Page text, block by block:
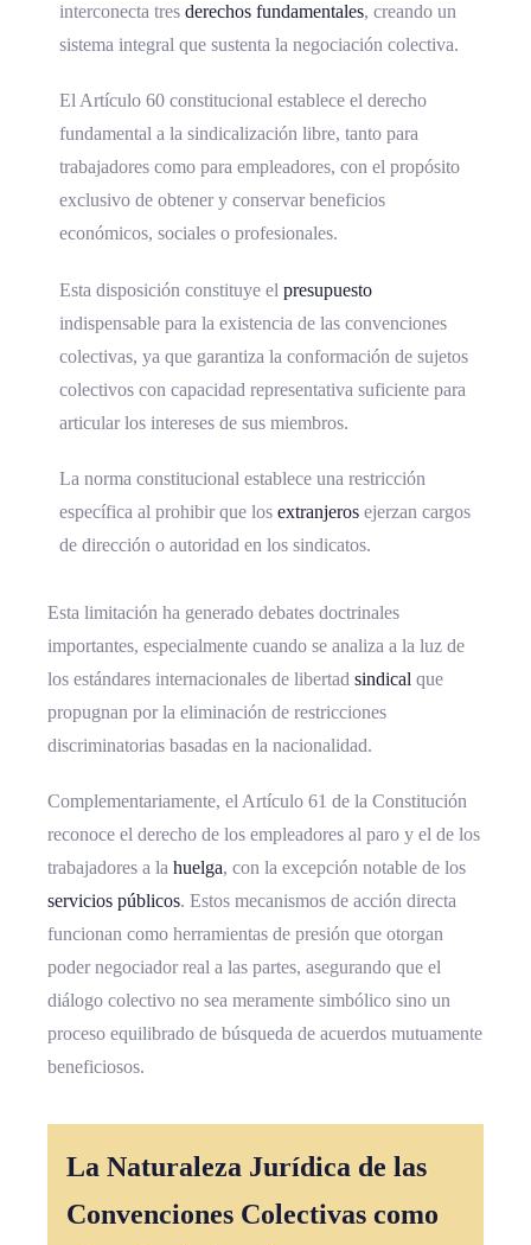
interconecta tres derechos fundamentales, creando un
sistema integral que sustenta la negociación colectiva.
El Artículo 60 constitucional establece el derecho
fundamental a la sindicalización libre, tanto para
trabajadores como para empleadores, con el propósito
exclusivo de obtener y conservar beneficios
económicos, sociales o profesionales.
Esta disposición constituye el presupuesto
indispensable para la existencia de las convenciones
colectivas, ya que garantiza la conformación de sujetos
colectivos con capacidad representativa suficiente para
articular los intereses de sus miembros.
La norma constitucional establece una restricción
específica al prohibir que los extranjeros ejerzan cargos
de dirección o autoridad en los sindicatos.
Esta limitación ha generado debates doctrinales
importantes, especialmente cuando se analiza a la luz de
los estándares internacionales de libertad sindical que
propugnan por la eliminación de restricciones
discriminatorias basadas en la nacionalidad.
Complementariamente, el Artículo 61 de la Constitución
reconoce el derecho de los empleadores al paro y el de los
trabajadores a la huelga, con la excepción notable de los
servicios públicos. Estos mecanismos de acción directa
funcionan como herramientas de presión que otorgan
poder negociador real a las partes, asegurando que el
diálogo colectivo no sea meramente simbólico sino un
proceso equilibrado de búsqueda de acuerdos mutuamente
beneficiosos.
La Naturaleza Jurídica de las
Convenciones Colectivas como